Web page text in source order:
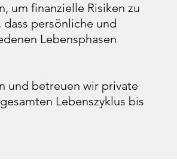
um finanzielle Risiken zu
persönliche und
Lebensphasen
und betreuen wir private
gesamten Lebenszyklus bis